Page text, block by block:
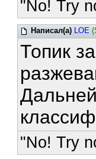
"No! Try
Написал(а) LOE
Топик
"No! Try